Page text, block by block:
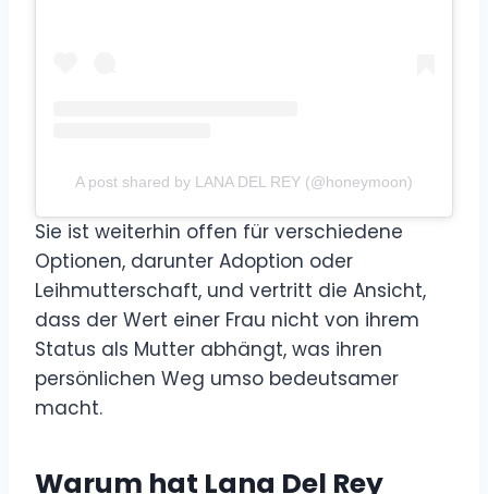
A post shared by LANA DEL REY (@honeymoon)
Sie ist weiterhin offen für verschiedene
Optionen, darunter Adoption oder
Leihmutterschaft, und vertritt die Ansicht,
dass der Wert einer Frau nicht von ihrem
Status als Mutter abhängt, was ihren
persönlichen Weg umso bedeutsamer
macht.
Warum hat Lana Del Rey